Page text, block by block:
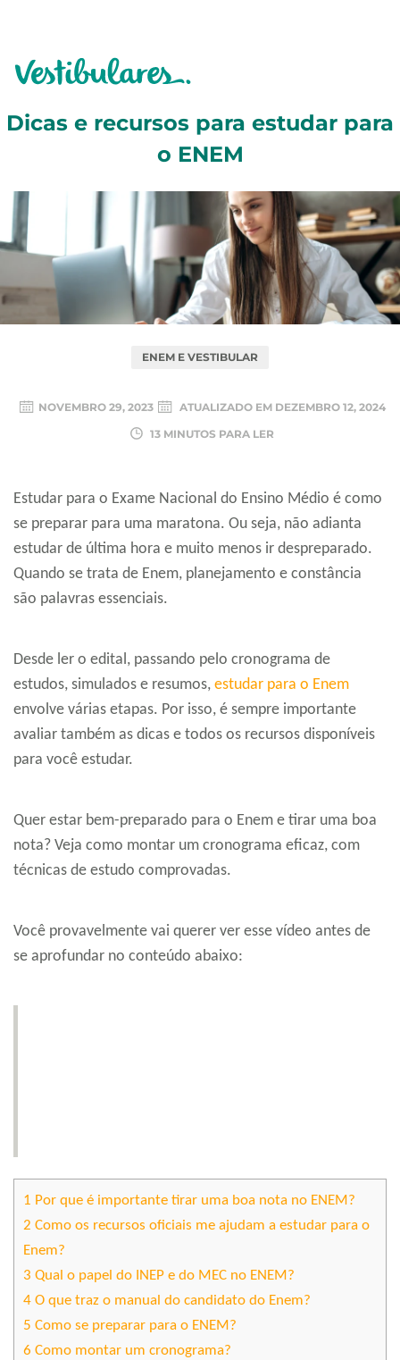
Dicas e recursos para estudar para
o ENEM
ENEM E VESTIBULAR
NOVEMBRO 29, 2023 ATUALIZADO EM DEZEMBRO 12, 2024
13 MINUTOS PARA LER
Estudar para o Exame Nacional do Ensino Médio é como
se preparar para uma maratona. Ou seja, não adianta
estudar de última hora e muito menos ir despreparado.
Quando se trata de Enem, planejamento e constância
são palavras essenciais.
Desde ler o edital, passando pelo cronograma de
estudos, simulados e resumos, estudar para o Enem
envolve várias etapas. Por isso, é sempre importante
avaliar também as dicas e todos os recursos disponíveis
para você estudar.
Quer estar bem-preparado para o Enem e tirar uma boa
nota? Veja como montar um cronograma eficaz, com
técnicas de estudo comprovadas.
Você provavelmente vai querer ver esse vídeo antes de
se aprofundar no conteúdo abaixo:
1 Por que é importante tirar uma boa nota no ENEM?
2 Como os recursos oficiais me ajudam a estudar para o
Enem?
3 Qual o papel do INEP e do MEC no ENEM?
4 O que traz o manual do candidato do Enem?
5 Como se preparar para o ENEM?
6 Como montar um cronograma?